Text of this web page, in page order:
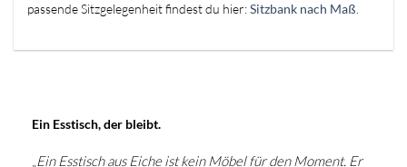
passende Sitzgelegenheit findest du hier:Sitzbank nach Maß
Ein Esstisch, der bleibt.
„Ein Esstisch aus Eiche ist kein Möbel für den Moment. Er